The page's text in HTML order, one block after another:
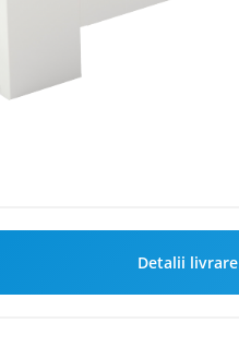
Detalii livrare